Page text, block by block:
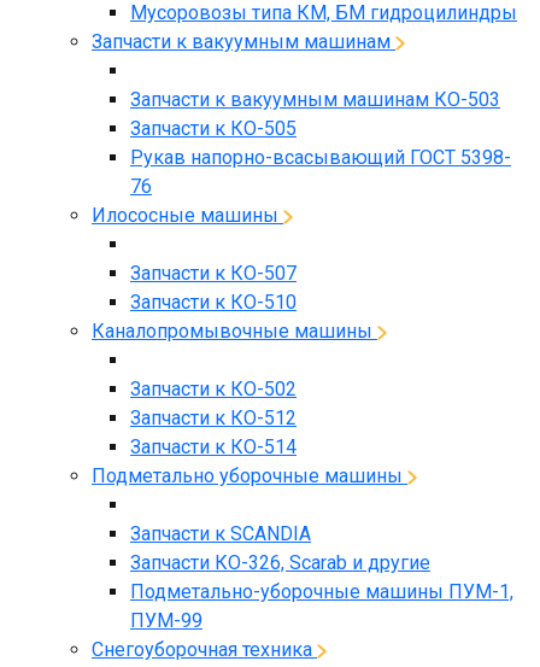
Мусоровозы типа КМ, БМ гидроцилиндры
Запчасти к вакуумным машинам
Запчасти к вакуумным машинам КО-503
Запчасти к КО-505
Рукав напорно-всасывающий ГОСТ 5398-
76
Илососные машины
Запчасти к КО-507
Запчасти к КО-510
Каналопромывочные машины
Запчасти к КО-502
Запчасти к КО-512
Запчасти к КО-514
Подметально уборочные машины
Запчасти к SCANDIA
Запчасти КО-326, Scarab и другие
Подметально-уборочные машины ПУМ-1,
ПУМ-99
Снегоуборочная техника